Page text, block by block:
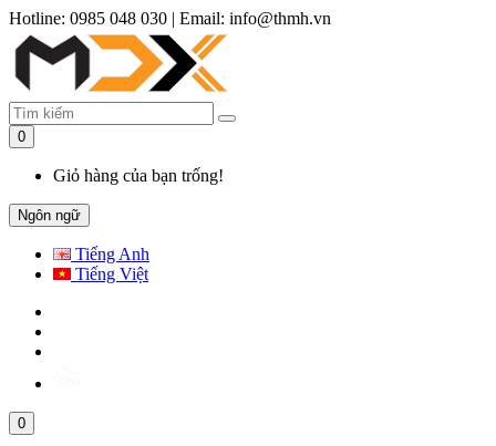
Hotline: 0985 048 030 | Email: info@thmh.vn
0
Giỏ hàng của bạn trống!
Ngôn ngữ
Tiếng Anh
Tiếng Việt
0